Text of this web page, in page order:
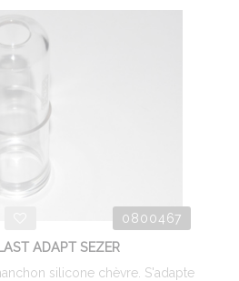
0800467
ADAPT SEZER
silicone chèvre. S'adapte